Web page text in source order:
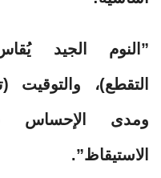
​”النوم الجيد
التقطع)، والتوقيت
ومدى الإحساس
الاستيقاظ”.